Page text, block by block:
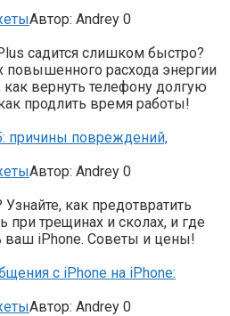
Автор: Andrey 0
садится слишком быстро?
повышенного расхода энергии
вернуть телефону долгую
продлить время работы!
причины повреждений,
Автор: Andrey 0
как предотвратить
при трещинах и сколах, и где
ваш iPhone. Советы и цены!
с iPhone на iPhone:
Автор: Andrey 0